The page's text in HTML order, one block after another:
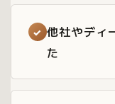
✓ 他社やディ
た